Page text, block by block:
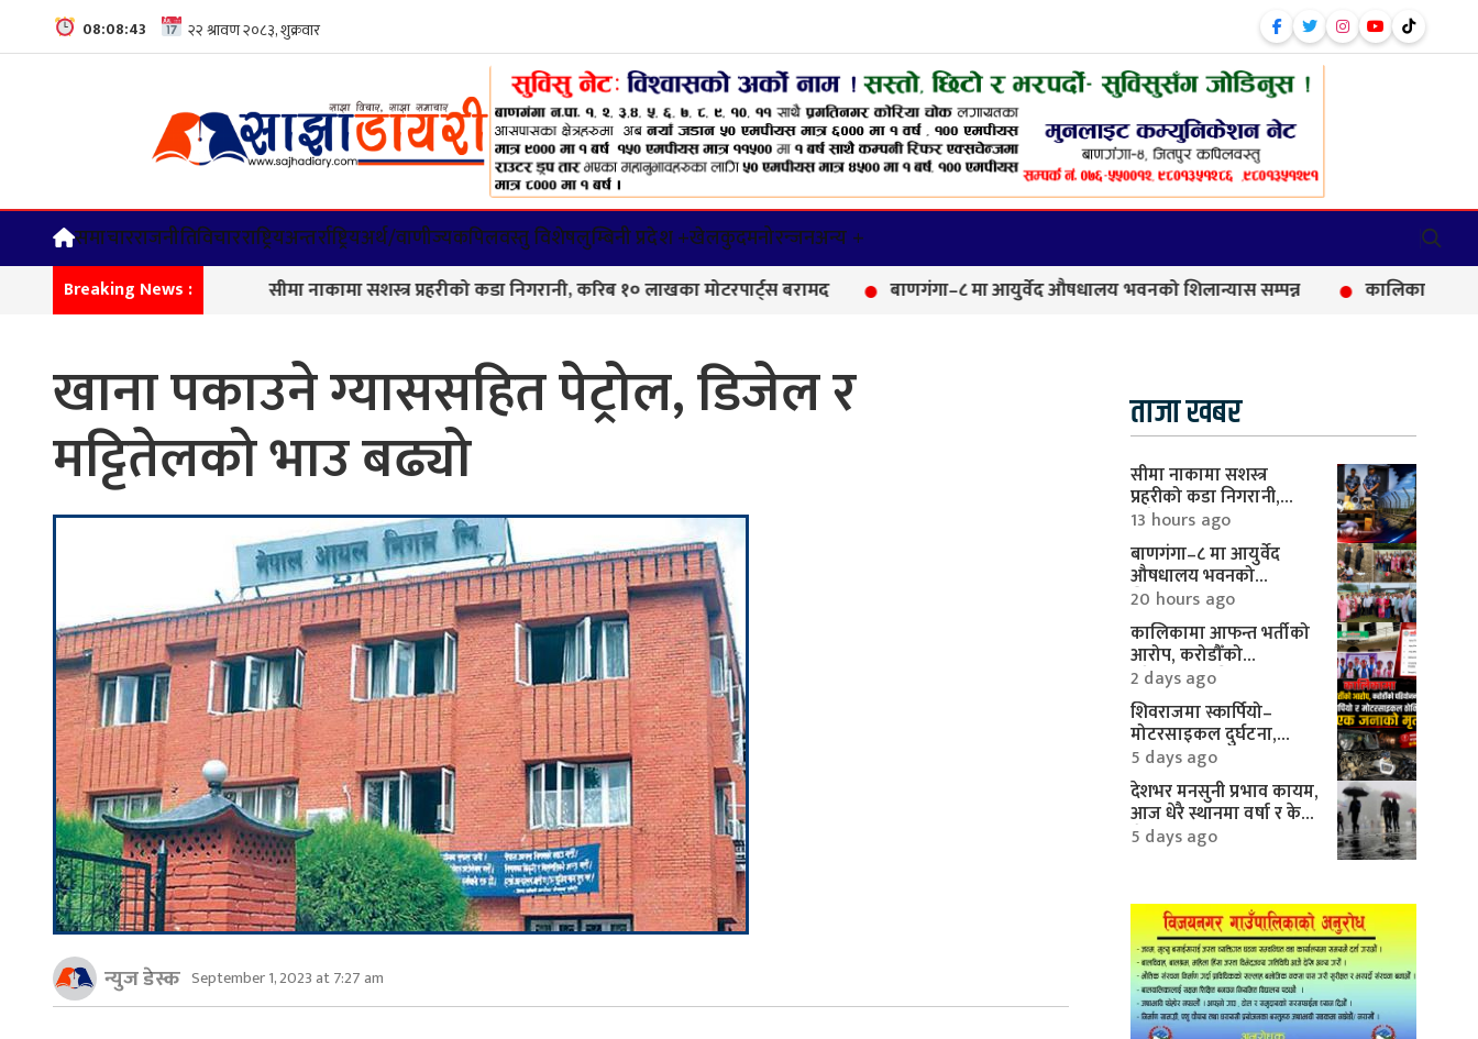
08:08:44
समाचारराजनीतिविचारराष्ट्रियअन्तर्राष्ट्रियअर्थ/वाणीज्यकपिलवस्तु विशेषलुम्बिनी प्रदेश +खेलकुदमनोरन्जनअन्य +
Breaking News :सीमा नाकामा सशस्त्र प्रहरीको कडा निगरानी, करिब १० लाखका मोटरपार्ट्स बरामद बाणगंगा–८ मा आयुर्वेद औषधालय भवनको शिलान्यास सम्पन्न कालिकामा आफन्त भर्तीको
खाना पकाउने ग्याससहित पेट्रोल, डिजेल र
मट्टितेलको भाउ बढ्यो
न्युज डेस्क September 1, 2023 at 7:27 am
ताजा खबर
सीमा नाकामा सशस्त्र
प्रहरीको कडा निगरानी,
करिब १० लाखका
मोटरपार्ट्स बरामद
13 hours ago
बाणगंगा–८ मा आयुर्वेद
औषधालय भवनको
शिलान्यास सम्पन्न
20 hours ago
कालिकामा आफन्त भर्तीको
आरोप, करोडौँको
परियोजनामाथि गम्भीर प्रश्न
2 days ago
शिवराजमा स्कार्पियो–
मोटरसाइकल दुर्घटना,
एकको मृत्यु
5 days ago
देशभर मनसुनी प्रभाव कायम,
आज धेरै स्थानमा वर्षा र केही
क्षेत्रमा भारी वर्षाको
5 days ago